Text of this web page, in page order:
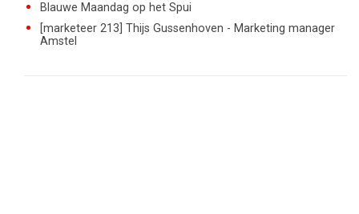
Blauwe Maandag op het Spui
[marketeer 213] Thijs Gussenhoven - Marketing manager
Amstel